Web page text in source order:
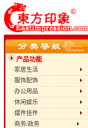
产品功能
·家居生活
·服饰配饰
·办公用品
·休闲娱乐
·摆件挂件
·商务/政务